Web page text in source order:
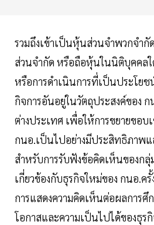
รวมถึงเข้าเป็นหุ้นส่วนจำพวกจำ
ส่วนจำกัด หรือถือหุ้นในนิติบุคคลใ
หรือการดำเนินการที่เป็นประโยช
กิจการอันอยู่ในวัตถุประสงค์ของ
ต่างประเทศ เพื่อให้การขยายขอบ
กนอ.เป็นไปอย่างมีประสิทธิภาพแ
สำหรับการรับฟังข้อคิดเห็นของก
เกี่ยวข้องกับธุรกิจใหม่ของ กนอ.ค
การแสดงความคิดเห็นต่อผลการศึ
โอกาสและความเป็นไปได้ของธุร